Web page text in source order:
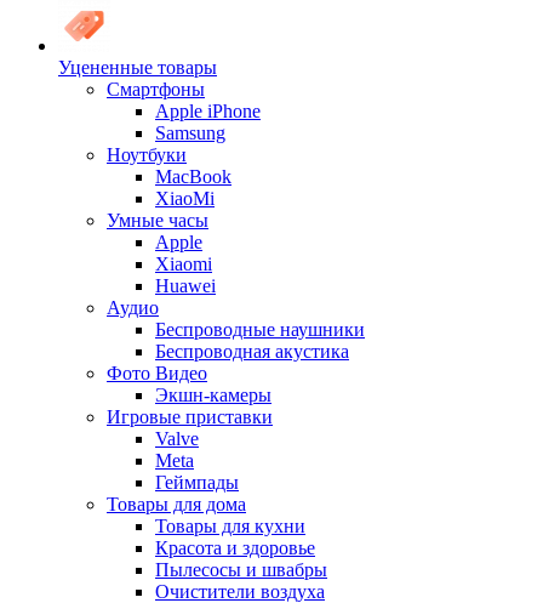
Уцененные товары
Cмартфоны
Apple iPhone
Samsung
Ноутбуки
MacBook
XiaoMi
Умные часы
Apple
Xiaomi
Huawei
Аудио
Беспроводные наушники
Беспроводная акустика
Фото Видео
Экшн-камеры
Игровые приставки
Valve
Meta
Геймпады
Товары для дома
Товары для кухни
Красота и здоровье
Пылесосы и швабры
Очистители воздуха